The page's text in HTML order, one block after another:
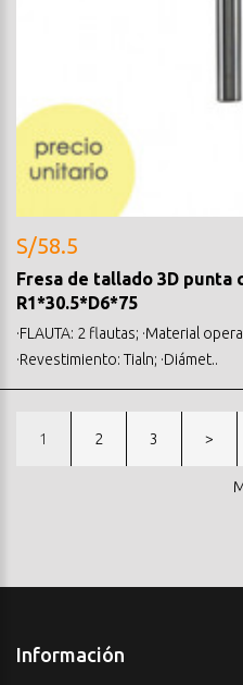
S/58.5
Fresa de tallado 3D punta
R1*30.5*D6*75
·FLAUTA: 2 flautas; ·Material
·Revestimiento: Tialn; ·Diámet..
1 2 3 >
Información